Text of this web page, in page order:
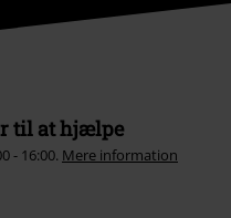
til at hjælpe
- 16:00. Mere information